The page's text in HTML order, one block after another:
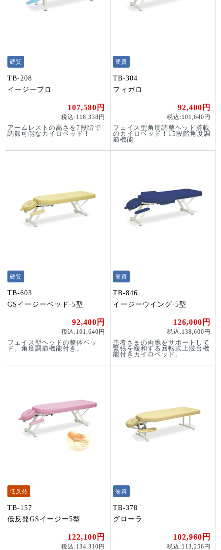
硬質
TB-208
イージープロ
107,580円
税込:118,338円
アームレストの高さを7段階で
調節可能なカイロベッド！
硬質
TB-304
フィガロ
92,400円
税込:101,640円
フェイス型角度調整ヘッド搭載
のカイロベッド！15段階角度調
節機能
硬質
TB-603
GSイージーベッド-5型
92,400円
税込:101,640円
フェイス型ヘッドの整体ベッ
ド。角度調節機能付き。
硬質
TB-846
イージーウイング-5型
126,000円
税込:138,600円
患者さまの両腕をサポートして
緊張を緩和する回転式上肢台機
能付きカイロベッド。
低反発
TB-157
低反発GSイージー5型
122,100円
税込:134,310円
硬質
TB-378
グローラ
102,960円
税込:113,256円